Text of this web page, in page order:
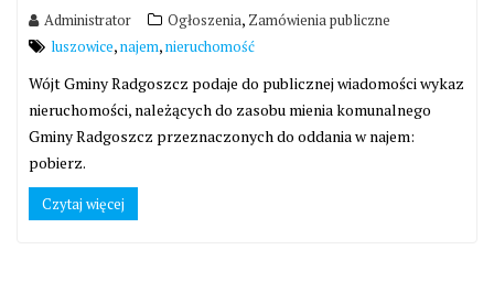
Administrator Ogłoszenia, Zamówienia publiczne
luszowice,najem,nieruchomość
Wójt Gminy Radgoszcz podaje do publicznej wiadomości wykaz
nieruchomości, należących do zasobu mienia komunalnego
Gminy Radgoszcz przeznaczonych do oddania w najem:
pobierz.
Czytaj więcej